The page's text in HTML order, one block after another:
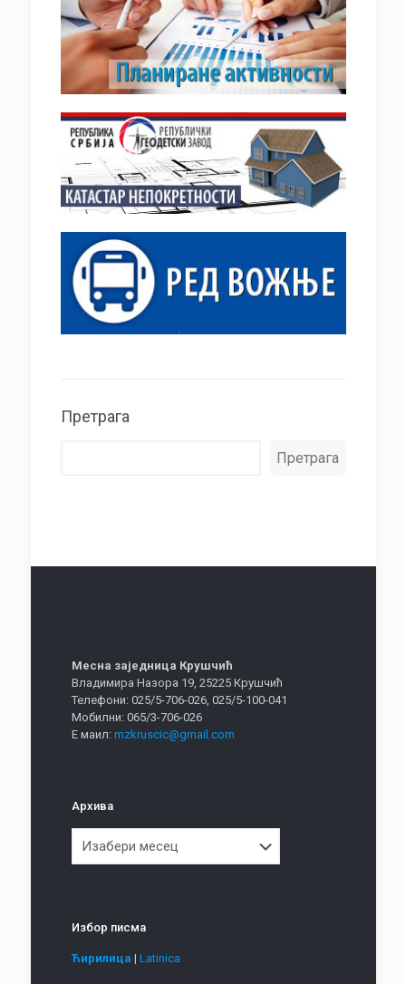
Претрага
Претрага
Месна заједница Крушчић
Владимира Назора 19, 25225 Крушчић
Телефони: 025/5-706-026, 025/5-100-041
Мобилни: 065/3-706-026
Е маил: mzkruscic@gmail.com
Архива
Избор писма
Ћирилица | Latinica